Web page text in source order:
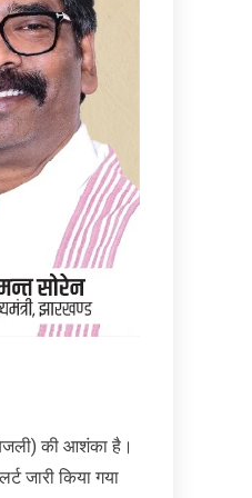
की आशंका है।
जारी किया गया